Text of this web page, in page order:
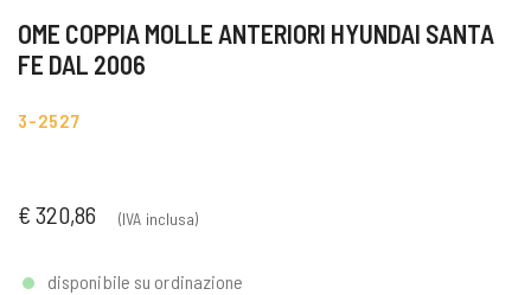
OME COPPIA MOLLE ANTERIORI HYUNDAI SANTA
FE DAL 2006
3-2527
€ 320,86 (IVA inclusa)
disponibile su ordinazione